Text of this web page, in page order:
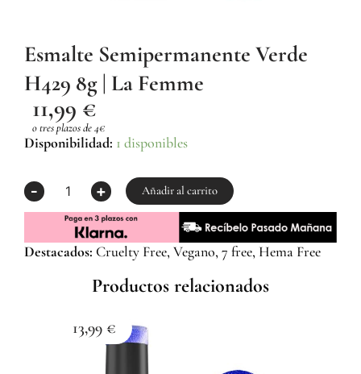
Esmalte Semipermanente Verde
H429 8g | La Femme
11,99 €
o tres plazos de 4€
Disponibilidad: 1 disponibles
-
Esmalte
H429
8g
Femme
+ Añadir al carrito
Destacados: Cruelty Free, Vegano, 7 free, Hema Free
Productos relacionados
13,99 €